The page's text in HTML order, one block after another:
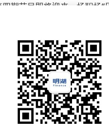
期节目即将迎来一场职场
转型、职场偏见、职业定